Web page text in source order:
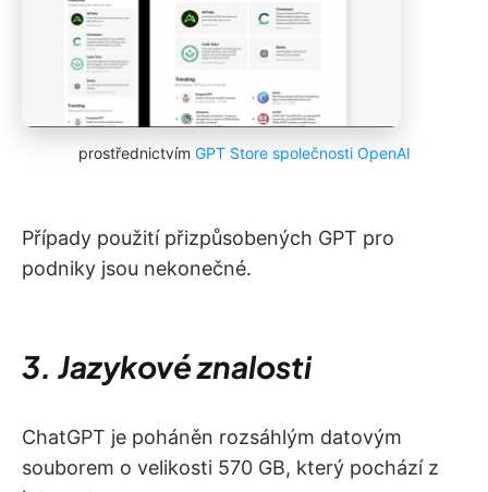
prostřednictvím GPT Store společnosti OpenAI
Případy použití přizpůsobených GPT pro
podniky jsou nekonečné.
3. Jazykové znalosti
ChatGPT je poháněn rozsáhlým datovým
souborem o velikosti 570 GB, který pochází z